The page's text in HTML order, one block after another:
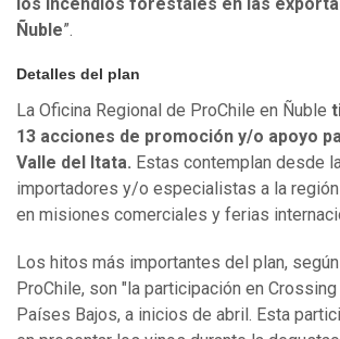
los incendios forestales en las
Ñuble”.
Detalles del plan
La Oficina Regional de ProChile en Ñuble
13 acciones de promoción y/o apoyo
Valle del Itata. Estas contemplan desde
importadores y/o especialistas a la
en misiones comerciales y ferias
Los hitos más importantes del plan,
ProChile, son "la participación en Crossing
Países Bajos, a inicios de abril. Esta